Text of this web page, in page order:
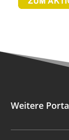
Weitere